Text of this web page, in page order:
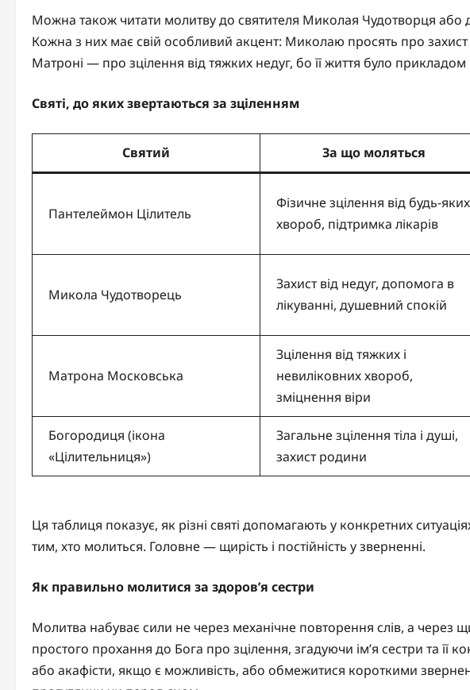
Можна також читати молитву до святителя Миколая Чудотворця
Кожна з них має свій особливий акцент: Миколаю просять про захист
Матроні — про зцілення від тяжких недуг, бо її життя було прикладом
Святі, до яких звертаються за зціленням
Святий За що моляться
Пантелеймон Цілитель
Фізичне зцілення від будь-яких
хвороб, підтримка лікарів
Микола Чудотворець
Захист від недуг, допомога в
лікуванні, душевний спокій
Матрона Московська
Зцілення від тяжких і
невиліковних хвороб,
зміцнення віри
Богородиця (ікона
«Цілительниця»)
Загальне зцілення тіла і душі,
захист родини
Ця таблиця показує, як різні святі допомагають у конкретних
тим, хто молиться. Головне — щирість і постійність у зверненні.
Як правильно молитися за здоров’я сестри
Молитва набуває сили не через механічне повторення слів, а через
простого прохання до Бога про зцілення, згадуючи ім’я сестри та її
або акафісти, якщо є можливість, або обмежитися короткими